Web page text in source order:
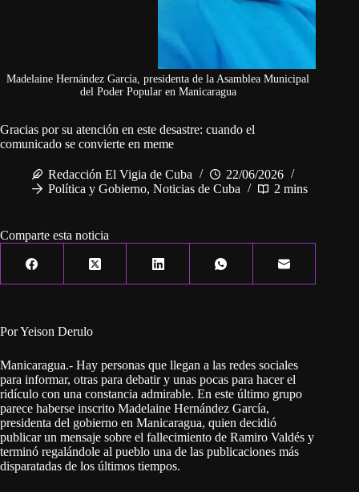
Madelaine Hernández García, presidenta de la Asamblea Municipal
del Poder Popular en Manicaragua
Gracias por su atención en este desastre: cuando el
comunicado se convierte en meme
Redacción El Vigia de Cuba
22/06/2026
Política y Gobierno, Noticias de Cuba 2 mins
Comparte esta noticia
Por Yeison Derulo
Manicaragua.- Hay personas que llegan a las redes sociales
para informar, otras para debatir y unas pocas para hacer el
ridículo con una constancia admirable. En este último grupo
parece haberse inscrito Madelaine Hernández García,
presidenta del gobierno en Manicaragua, quien decidió
publicar un mensaje sobre el fallecimiento de Ramiro Valdés y
terminó regalándole al pueblo una de las publicaciones más
disparatadas de los últimos tiempos.